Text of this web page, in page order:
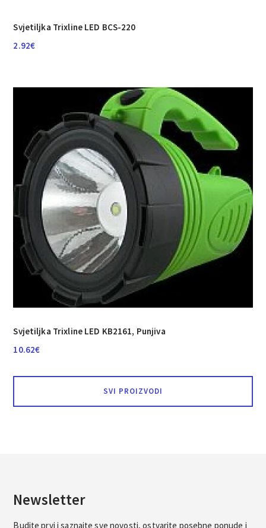
Svjetiljka Trixline LED BCS-220
2.92€
Svjetiljka Trixline LED KB2161, Punjiva
10.62€
SVI PROIZVODI
Newsletter
Budite prvi i saznajte sve novosti, ostvarite posebne ponude i